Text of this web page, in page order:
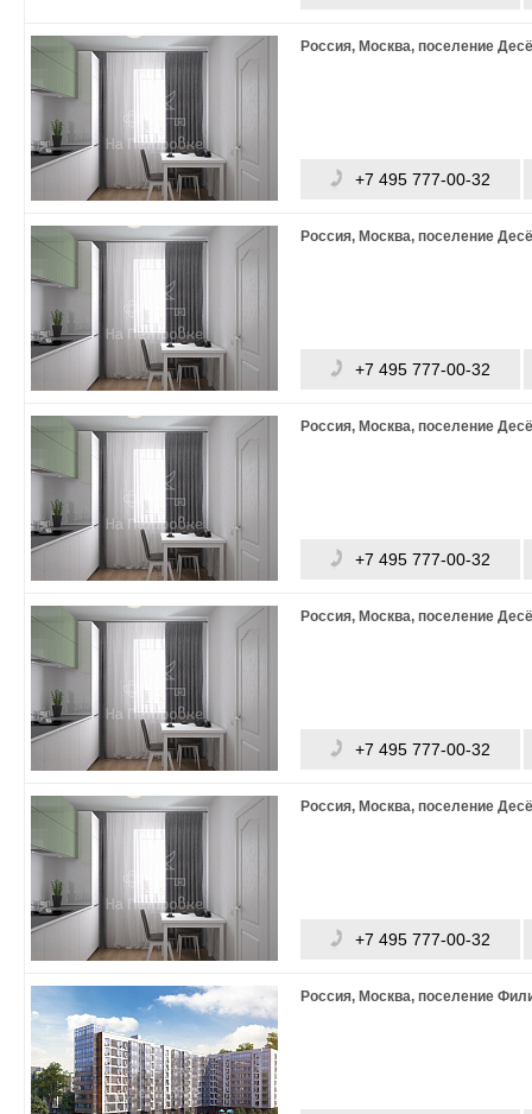
Россия, Москва, поселение
+7 495 777-00-32
Россия, Москва, поселение
+7 495 777-00-32
Россия, Москва, поселение
+7 495 777-00-32
Россия, Москва, поселение
+7 495 777-00-32
Россия, Москва, поселение
+7 495 777-00-32
Россия, Москва, поселение